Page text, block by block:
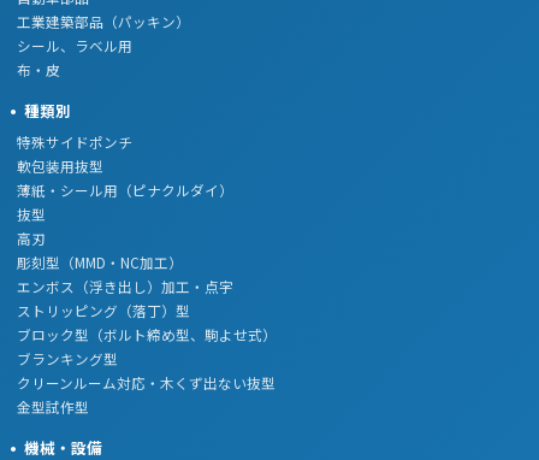
工業建築部品（パッキン）
シール、ラベル用
布・皮
種類別
特殊サイドポンチ
軟包装用抜型
薄紙・シール用（ピナクルダイ）
抜型
高刃
彫刻型（MMD・NC加工）
エンボス（浮き出し）加工・点字
ストリッピング（落丁）型
ブロック型（ボルト締め型、駒よせ式）
ブランキング型
クリーンルーム対応・木くず出ない抜型
金型試作型
機械・設備